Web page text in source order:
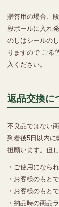
贈答用の場合、
段ボールに入れ発
のしはシールの
りますので ご希
入ください。
返品交換に
不良品ではない
到着後5日以内に
担願います。但
・ご使用になら
・お客様のもと
・お客様のもと
・納品時の商品